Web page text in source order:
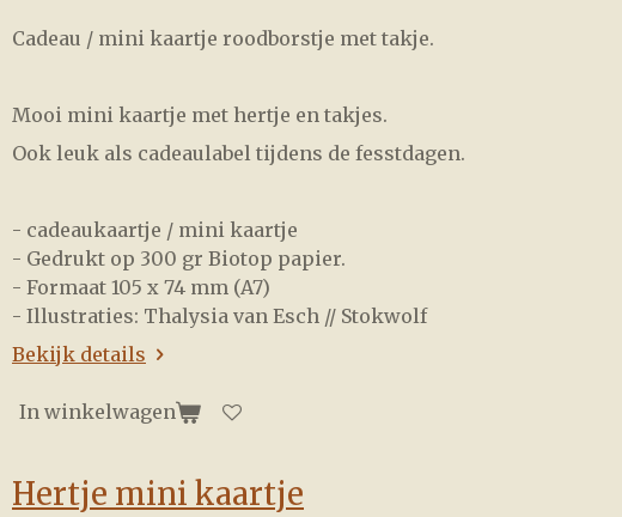
Cadeau / mini kaartje roodborstje met takje.
Mooi mini kaartje met hertje en takjes.
Ook leuk als cadeaulabel tijdens de fesstdagen.
- cadeaukaartje / mini kaartje
- Gedrukt op 300 gr Biotop papier.
- Formaat 105 x 74 mm (A7)
- Illustraties: Thalysia van Esch // Stokwolf
Bekijk details
In winkelwagen
Hertje mini kaartje